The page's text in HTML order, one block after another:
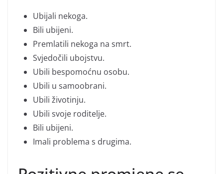
Ubijali nekoga.
Bili ubijeni.
Premlatili nekoga na smrt.
Svjedočili ubojstvu.
Ubili bespomoćnu osobu.
Ubili u samoobrani.
Ubili životinju.
Ubili svoje roditelje.
Bili ubijeni.
Imali problema s drugima.